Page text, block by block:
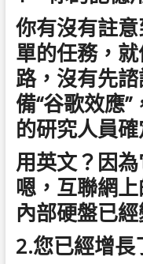
你有沒有註
單的任務，
路，沒有先
備“谷歌效應
的研究人員確
用英文？因
嗯，互聯網
內部硬盤已經
2.您已經增